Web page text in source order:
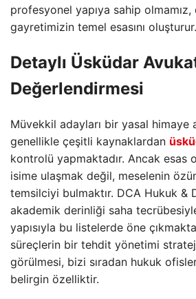
profesyonel yapıya sahip olmamız,
gayretimizin temel esasını oluşturur.
Detaylı Üsküdar
Değerlendirmesi
Müvekkil adayları bir yasal himaye
genellikle çeşitli kaynaklardan
kontrolü yapmaktadır. Ancak esas
isime ulaşmak değil, meselenin
temsilciyi bulmaktır. DCA Hukuk &
akademik derinliği saha
yapısıyla bu listelerde öne
süreçlerin bir tehdit yönetimi
görülmesi, bizi sıradan hukuk
belirgin özelliktir.